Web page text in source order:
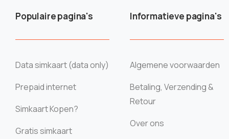
Populaire pagina's
Data simkaart (data only)
Prepaid internet
Simkaart Kopen?
Gratis simkaart
Informatieve pagina's
Algemene voorwaarden
Betaling, Verzending &
Retour
Over ons